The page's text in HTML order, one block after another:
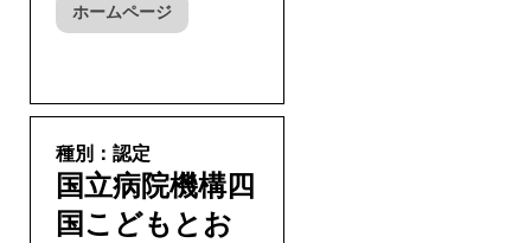
ホームページ
種別：認定
国立病院機構四
国こどもとお